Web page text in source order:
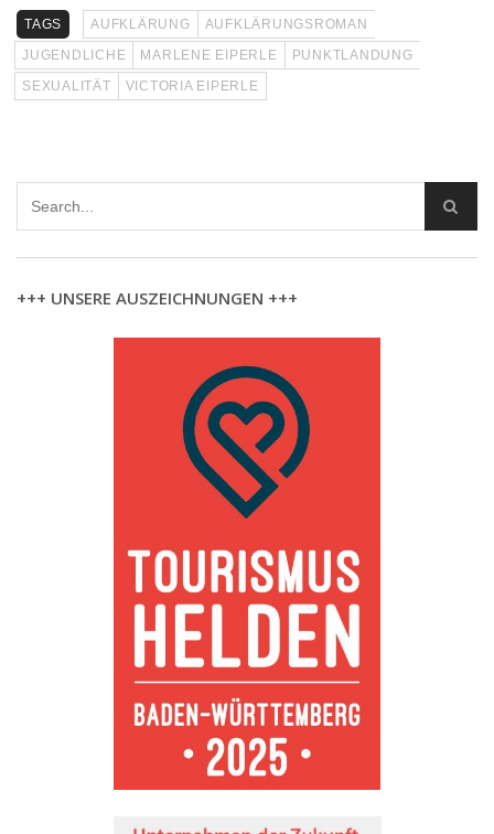
TAGS AUFKLÄRUNG
AUFKLÄRUNGSROMAN
JUGENDLICHE
MARLENE EIPERLE
PUNKTLANDUNG
SEXUALITÄT
VICTORIA EIPERLE
+++ UNSERE AUSZEICHNUNGEN +++